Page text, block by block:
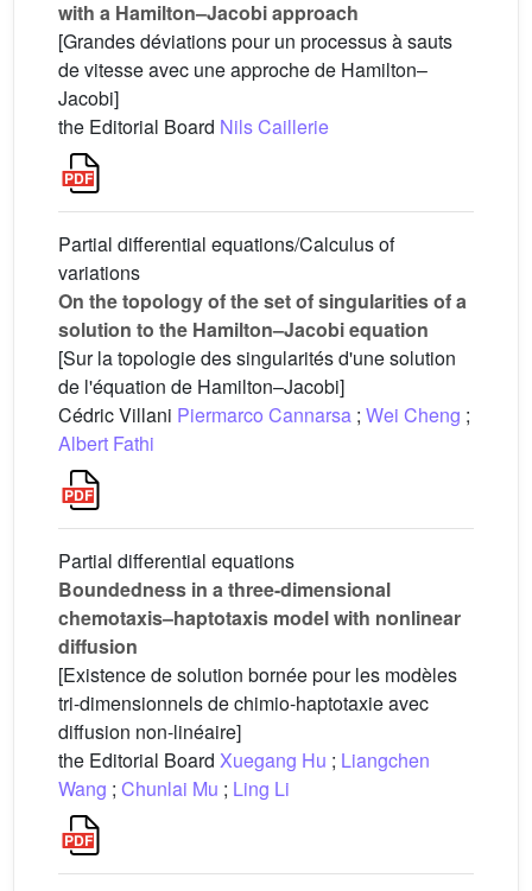
with a Hamilton–Jacobi approach
[Grandes déviations pour un processus à sauts
de vitesse avec une approche de Hamilton–
Jacobi]
the Editorial Board Nils Caillerie
Partial differential equations/Calculus of
variations
On the topology of the set of singularities of a
solution to the Hamilton–Jacobi equation
[Sur la topologie des singularités d'une solution
de l'équation de Hamilton–Jacobi]
Cédric Villani Piermarco Cannarsa ; Wei Cheng ;
Albert Fathi
Partial differential equations
Boundedness in a three-dimensional
chemotaxis–haptotaxis model with nonlinear
diffusion
[Existence de solution bornée pour les modèles
tri-dimensionnels de chimio-haptotaxie avec
diffusion non-linéaire]
the Editorial Board Xuegang Hu ; Liangchen
Wang ; Chunlai Mu ; Ling Li